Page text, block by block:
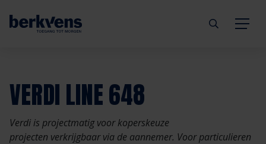
Deuren
Kozijnen
Eengezinswoning
Meergezinswoning
Aannemer
Architect
Inbraakwerend
Brandwerend
mijndeur.nl
Webshop
Blog
Organisatie
VERDI LINE 648
Verdi is projectmatig voor koperskeuze
projecten verkrijgbaar via de aannemer. Voor particulieren